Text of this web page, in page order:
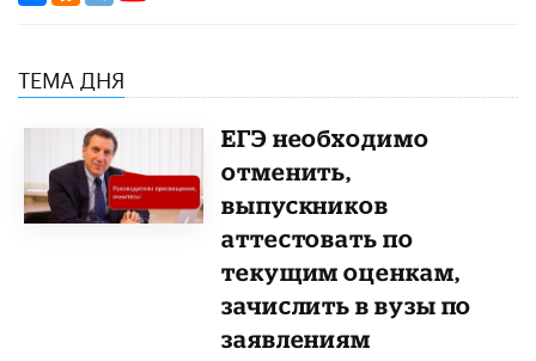
ТЕМА ДНЯ
ЕГЭ необходимо
отменить,
выпускников
аттестовать по
текущим оценкам,
зачислить в вузы по
заявлениям